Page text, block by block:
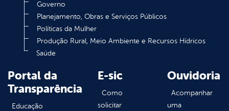
Governo
Planejamento, Obras e Serviços Públicos
Políticas da Mulher
Produção Rural, Meio Ambiente e Recursos Hídricos
Saúde
Portal da
Transparência
Educação
E-sic
Como
solicitar
Ouvidoria
Acompanhar
uma